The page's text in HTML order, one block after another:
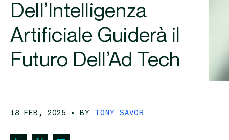
Dell’Intelligenza
Artificiale Guiderà il
Futuro Dell’Ad Tech
18 FEB, 2025 • BY TONY SAVOR